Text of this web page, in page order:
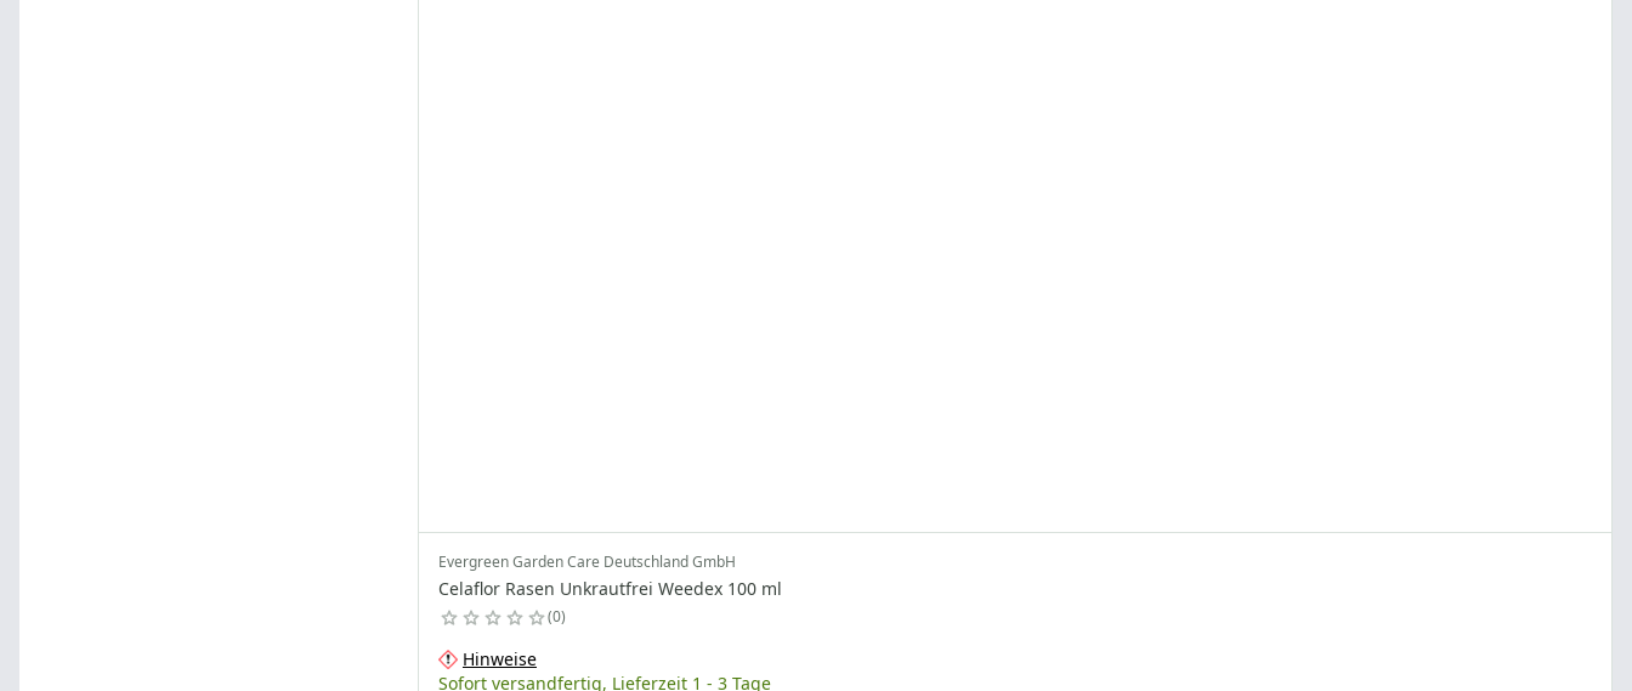
Evergreen Garden Care Deutschland GmbH
Celaflor Rasen Unkrautfrei Weedex 100 ml
0
Hinweise
Sofort versandfertig, Lieferzeit 1 - 3 Tage